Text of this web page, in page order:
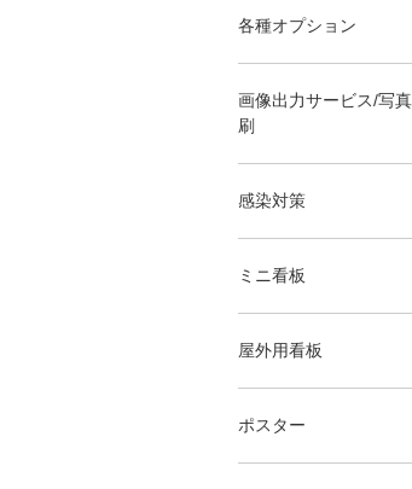
各種オプション
画像出力サービス/写
刷
感染対策
ミニ看板
屋外用看板
ポスター